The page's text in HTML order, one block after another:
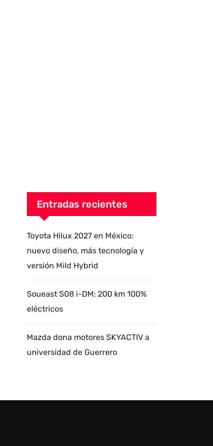
Entradas recientes
Toyota Hilux 2027 en México:
nuevo diseño, más tecnología y
versión Mild Hybrid
Soueast S08 i-DM: 200 km 100%
eléctricos
Mazda dona motores SKYACTIV a
universidad de Guerrero